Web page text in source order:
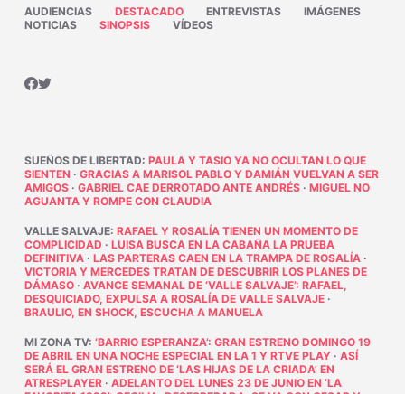
AUDIENCIAS DESTACADO ENTREVISTAS
IMÁGENES
NOTICIAS
SINOPSIS VÍDEOS
SUEÑOS DE LIBERTAD: PAULA Y TASIO YA NO OCULTAN LO QUE
SIENTEN · GRACIAS A MARISOL PABLO Y DAMIÁN VUELVAN A SER
AMIGOS· GABRIEL CAE DERROTADO ANTE ANDRÉS· MIGUEL NO
AGUANTA Y ROMPE CON CLAUDIA
VALLE SALVAJE: RAFAEL Y ROSALÍA TIENEN UN MOMENTO DE
COMPLICIDAD · LUISA BUSCA EN LA CABAÑA LA PRUEBA
DEFINITIVA· LAS PARTERAS CAEN EN LA TRAMPA DE ROSALÍA·
VICTORIA Y MERCEDES TRATAN DE DESCUBRIR LOS PLANES DE
DÁMASO· AVANCE SEMANAL DE ‘VALLE SALVAJE’: RAFAEL,
DESQUICIADO, EXPULSA A ROSALÍA DE VALLE SALVAJE·
BRAULIO, EN SHOCK, ESCUCHA A MANUELA
MI ZONA TV: ‘BARRIO ESPERANZA’: GRAN ESTRENO DOMINGO 19
DE ABRIL EN UNA NOCHE ESPECIAL EN LA 1 Y RTVE PLAY· ASÍ
SERÁ EL GRAN ESTRENO DE ‘LAS HIJAS DE LA CRIADA’ EN
ATRESPLAYER· ADELANTO DEL LUNES 23 DE JUNIO EN ‘LA